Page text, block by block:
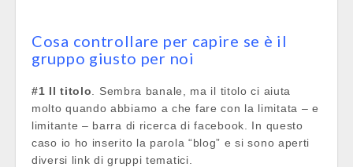
Cosa controllare per capire se è il
gruppo giusto per noi
#1 Il titolo . Sembra banale, ma il titolo ci aiuta
molto quando abbiamo a che fare con la limitata – e
limitante – barra di ricerca di facebook. In questo
caso io ho inserito la parola “blog” e si sono aperti
diversi link di gruppi tematici.